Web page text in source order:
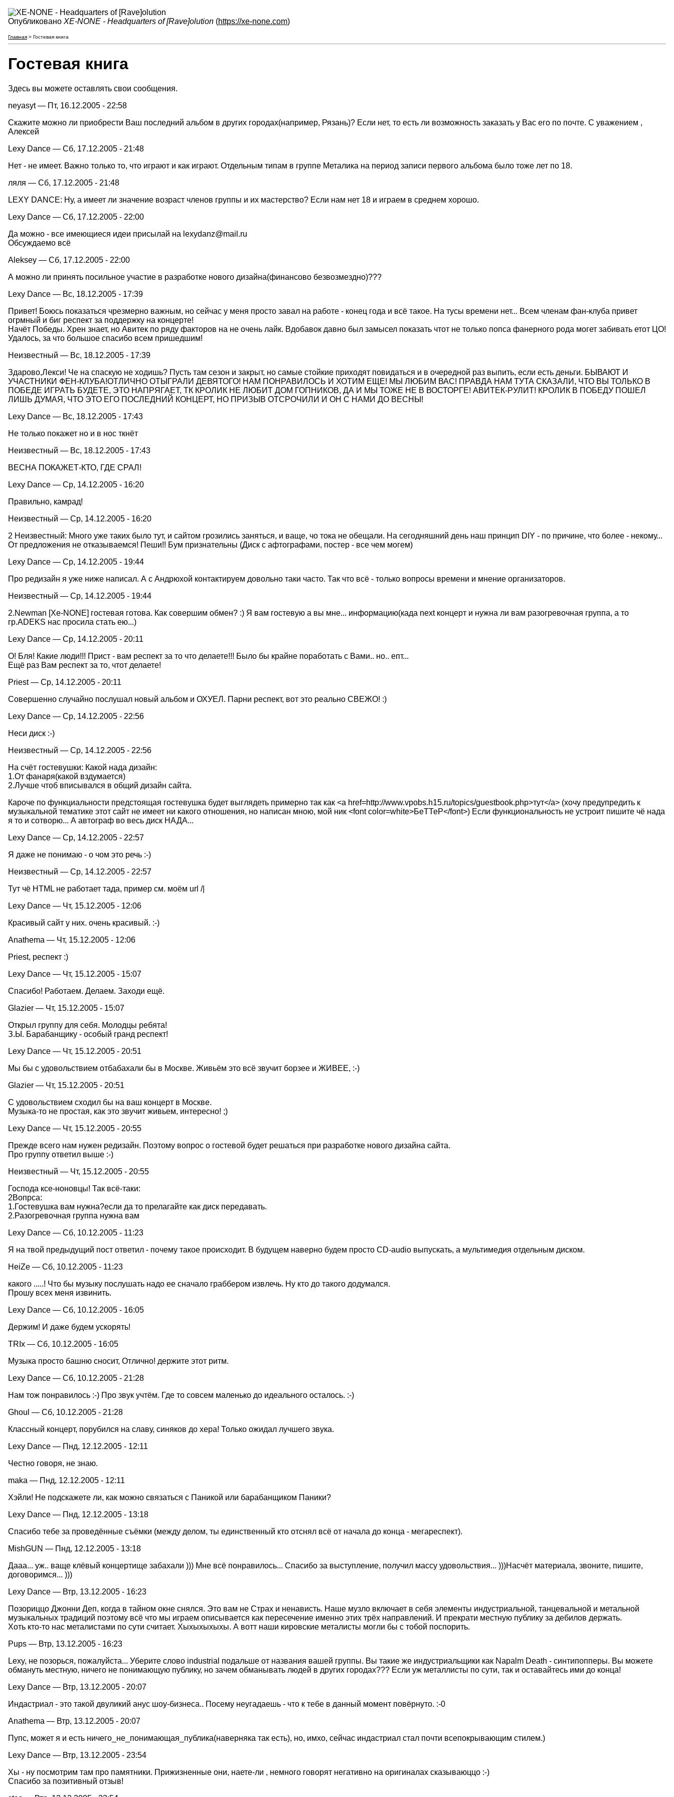
Опубликовано XE-NONE - Headquarters of [Rave]olution (https://xe-none.com)
Главная > Гостевая книга
Гостевая книга
Здесь вы можете оставлять свои сообщения.
neyasyt — Пт, 16.12.2005 - 22:58
Скажите можно ли приобрести Ваш последний альбом в других городах(например, Рязань)? Если нет, то есть ли возможность заказать у Вас его по почте. С уважением ,
Алексей
Lexy Dance — Сб, 17.12.2005 - 21:48
Нет - не имеет. Важно только то, что играют и как играют. Отдельным типам в группе Металика на период записи первого альбома было тоже лет по 18.
ляля — Сб, 17.12.2005 - 21:48
LEXY DANCE: Ну, а имеет ли значение возраст членов группы и их мастерство? Если нам нет 18 и играем в среднем хорошо.
Lexy Dance — Сб, 17.12.2005 - 22:00
Да можно - все имеющиеся идеи присылай на lexydanz@mail.ru
Обсуждаемо всё
Aleksey — Сб, 17.12.2005 - 22:00
А можно ли принять посильное участие в разработке нового дизайна(финансово безвозмездно)???
Lexy Dance — Вс, 18.12.2005 - 17:39
Привет! Боюсь показаться чрезмерно важным, но сейчас у меня просто завал на работе - конец года и всё такое. На тусы времени нет... Всем членам фан-клуба привет
огрмный и биг респект за поддержку на концерте!
Начёт Победы. Хрен знает, но Авитек по ряду факторов на не очень лайк. Вдобавок давно был замысел показать чтот не только попса фанерного рода могет забивать етот ЦО!
Удалось, за что большое спасибо всем пришедшим!
Неизвестный — Вс, 18.12.2005 - 17:39
Здарово,Лекси! Че на спаскую не ходишь? Пусть там сезон и закрыт, но самые стойкие приходят повидаться и в очередной раз выпить, если есть деньги. БЫВАЮТ И
УЧАСТНИКИ ФЕН-КЛУБА!ОТЛИЧНО ОТЫГРАЛИ ДЕВЯТОГО! НАМ ПОНРАВИЛОСЬ И ХОТИМ ЕЩЕ! МЫ ЛЮБИМ ВАС! ПРАВДА НАМ ТУТА СКАЗАЛИ, ЧТО ВЫ ТОЛЬКО В
ПОБЕДЕ ИГРАТЬ БУДЕТЕ, ЭТО НАПРЯГАЕТ, ТК КРОЛИК НЕ ЛЮБИТ ДОМ ГОПНИКОВ, ДА И МЫ ТОЖЕ НЕ В ВОСТОРГЕ! АВИТЕК-РУЛИТ! КРОЛИК В ПОБЕДУ ПОШЕЛ
ЛИШЬ ДУМАЯ, ЧТО ЭТО ЕГО ПОСЛЕДНИЙ КОНЦЕРТ, НО ПРИЗЫВ ОТСРОЧИЛИ И ОН С НАМИ ДО ВЕСНЫ!
Lexy Dance — Вс, 18.12.2005 - 17:43
Не только покажет но и в нос ткнёт
Неизвестный — Вс, 18.12.2005 - 17:43
ВЕСНА ПОКАЖЕТ-КТО, ГДЕ СРАЛ!
Lexy Dance — Ср, 14.12.2005 - 16:20
Правильно, камрад!
Неизвестный — Ср, 14.12.2005 - 16:20
2 Неизвестный: Много уже таких было тут, и сайтом грозились заняться, и ваще, чо тока не обещали. На сегодняшний день наш принцип DIY - по причине, что более - некому...
От предложения не отказываемся! Пеши!! Бум признательны (Диск с афтографами, постер - все чем могем)
Lexy Dance — Ср, 14.12.2005 - 19:44
Про редизайн я уже ниже написал. А с Андрюхой контактируем довольно таки часто. Так что всё - только вопросы времени и мнение организаторов.
Неизвестный — Ср, 14.12.2005 - 19:44
2.Newman [Xe-NONE] гостевая готова. Как совершим обмен? :) Я вам гостевую а вы мне... информацию(када next концерт и нужна ли вам разогревочная группа, а то
гр.ADEKS нас просила стать ею...)
Lexy Dance — Ср, 14.12.2005 - 20:11
О! Бля! Какие люди!!! Прист - вам респект за то что делаете!!! Было бы крайне поработать с Вами.. но.. епт...
Ещё раз Вам респект за то, чтот делаете!
Priest — Ср, 14.12.2005 - 20:11
Совершенно случайно послушал новый альбом и ОХУЕЛ. Парни респект, вот это реально СВЕЖО! :)
Lexy Dance — Ср, 14.12.2005 - 22:56
Неси диск :-)
Неизвестный — Ср, 14.12.2005 - 22:56
На счёт гостевушки: Какой нада дизайн:
1.От фанаря(какой вздумается)
2.Лучше чтоб вписывался в общий дизайн сайта.
Кароче по функциальности предстоящая гостевушка будет выглядеть примерно так как <a href=http://www.vpobs.h15.ru/topics/guestbook.php>тут</a> (хочу предупредить к
музыкальной тематике этот сайт не имеет ни какого отношения, но написан мною, мой ник <font color=white>БеТТеР</font>) Если функциональность не устроит пишите чё нада
я то и сотворю... А автограф во весь диск НАДА...
Lexy Dance — Ср, 14.12.2005 - 22:57
Я даже не понимаю - о чом это речь :-)
Неизвестный — Ср, 14.12.2005 - 22:57
Тут чё HTML не работает тада, пример см. моём url /|
Lexy Dance — Чт, 15.12.2005 - 12:06
Красивый сайт у них. очень красивый. :-)
Anathema — Чт, 15.12.2005 - 12:06
Priest, респект :)
Lexy Dance — Чт, 15.12.2005 - 15:07
Спасибо! Работаем. Делаем. Заходи ещё.
Glazier — Чт, 15.12.2005 - 15:07
Открыл группу для себя. Молодцы ребята!
З.Ы. Барабанщику - особый гранд респект!
Lexy Dance — Чт, 15.12.2005 - 20:51
Мы бы с удовольствием отбабахали бы в Москве. Живьём это всё звучит борзее и ЖИВЕЕ, :-)
Glazier — Чт, 15.12.2005 - 20:51
C удовольствием сходил бы на ваш концерт в Москве.
Mузыка-то не простая, как это звучит живьем, интересно! ;)
Lexy Dance — Чт, 15.12.2005 - 20:55
Прежде всего нам нужен редизайн. Поэтому вопрос о гостевой будет решаться при разработке нового дизайна сайта.
Про группу ответил выше :-)
Неизвестный — Чт, 15.12.2005 - 20:55
Господа ксе-ноновцы! Так всё-таки:
2Вопрса:
1.Гостевушка вам нужна?если да то прелагайте как диск передавать.
2.Разогревочная группа нужна вам
Lexy Dance — Сб, 10.12.2005 - 11:23
Я на твой предыдущий пост ответил - почему такое происходит. В будущем наверно будем просто CD-audio выпускать, а мультимедия отдельным диском.
HeiZe — Сб, 10.12.2005 - 11:23
какого .....! Что бы музыку послушать надо ее сначало граббером извлечь. Ну кто до такого додумался.
Прошу всех меня извинить.
Lexy Dance — Сб, 10.12.2005 - 16:05
Держим! И даже будем ускорять!
TRIx — Сб, 10.12.2005 - 16:05
Музыка просто башню сносит, Отлично! держите этот ритм.
Lexy Dance — Сб, 10.12.2005 - 21:28
Нам тож понравилось :-) Про звук учтём. Где то совсем маленько до идеального осталось. :-)
Ghoul — Сб, 10.12.2005 - 21:28
Классный концерт, порубился на славу, синяков до хера! Только ожидал лучшего звука.
Lexy Dance — Пнд, 12.12.2005 - 12:11
Честно говоря, не знаю.
maka — Пнд, 12.12.2005 - 12:11
Хэйли! Не подскажете ли, как можно связаться с Паникой или барабанщиком Паники?
Lexy Dance — Пнд, 12.12.2005 - 13:18
Спасибо тебе за проведённые съёмки (между делом, ты единственный кто отснял всё от начала до конца - мегареспект).
MishGUN — Пнд, 12.12.2005 - 13:18
Дааа... уж.. ваще клёвый концертище забахали ))) Мне всё понравилось... Спасибо за выступление, получил массу удовольствия... )))Насчёт материала, звоните, пишите,
договоримся... )))
Lexy Dance — Втр, 13.12.2005 - 16:23
Позориццо Джонни Деп, когда в тайном окне снялся. Это вам не Страх и ненависть. Наше музло включает в себя элементы индустриальной, танцевальной и метальной
музыкальных традиций поэтому всё что мы играем описывается как пересечение именно этих трёх направлений. И прекрати местную публику за дебилов держать.
Хоть кто-то нас металистами по сути считает. Хыхыхыхыхы. А вотт наши кировские металисты могли бы с тобой поспорить.
Pups — Втр, 13.12.2005 - 16:23
Lexy, не позорься, пожалуйста... Уберите слово industrial подальше от названия вашей группы. Вы такие же индустриальщики как Napalm Death - синтипопперы. Вы можете
обмануть местную, ничего не понимающую публику, но зачем обманывать людей в других городах??? Если уж металлисты по сути, так и оставайтесь ими до конца!
Lexy Dance — Втр, 13.12.2005 - 20:07
Индастриал - это такой двуликий анус шоу-бизнеса.. Посему неугадаешь - что к тебе в данный момент повёрнуто. :-0
Anathema — Втр, 13.12.2005 - 20:07
Пупс, может я и есть ничего_не_понимающая_публика(наверняка так есть), но, имхо, сейчас индастриал стал почти всепокрывающим стилем.)
Lexy Dance — Втр, 13.12.2005 - 23:54
Хы - ну посмотрим там про памятники. Прижизненные они, наете-ли , немного говорят негативно на оригиналах сказываюццо :-)
Спасибо за позитивный отзыв!